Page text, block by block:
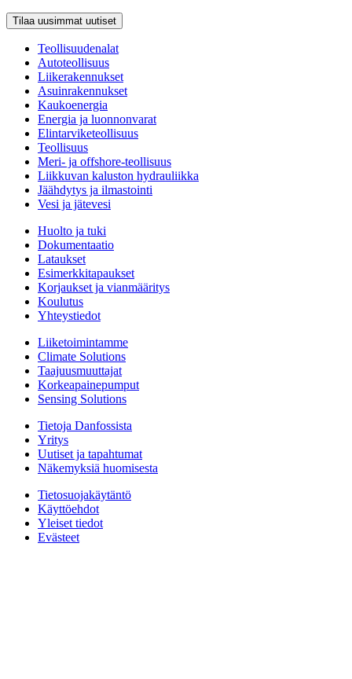
Tilaa uusimmat uutiset
Teollisuudenalat
Autoteollisuus
Liikerakennukset
Asuinrakennukset
Kaukoenergia
Energia ja luonnonvarat
Elintarviketeollisuus
Teollisuus
Meri- ja offshore-teollisuus
Liikkuvan kaluston hydrauliikka
Jäähdytys ja ilmastointi
Vesi ja jätevesi
Huolto ja tuki
Dokumentaatio
Lataukset
Esimerkkitapaukset
Korjaukset ja vianmääritys
Koulutus
Yhteystiedot
Liiketoimintamme
Climate Solutions
Taajuusmuuttajat
Korkeapainepumput
Sensing Solutions
Tietoja Danfossista
Yritys
Uutiset ja tapahtumat
Näkemyksiä huomisesta
Tietosuojakäytäntö
Käyttöehdot
Yleiset tiedot
Evästeet